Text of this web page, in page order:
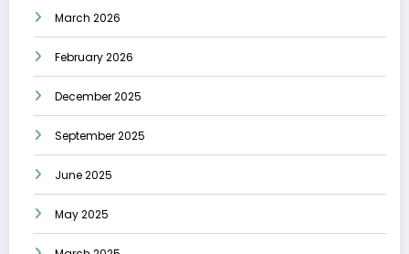
March 2026
February 2026
December 2025
September 2025
June 2025
May 2025